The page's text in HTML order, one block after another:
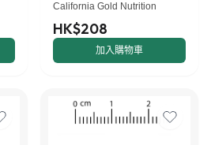
California Gold Nutrition
HK$208
加入購物車